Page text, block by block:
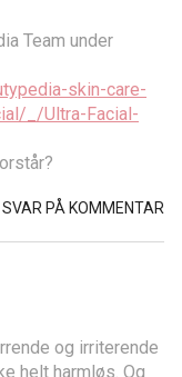
Team under
skin-care-
_/Ultra-Facial-
SVAR PÅ KOMMENTAR
og irriterende
helt harmløs. Og